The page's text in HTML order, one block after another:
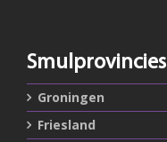
Smulprovincies
Groningen
Friesland